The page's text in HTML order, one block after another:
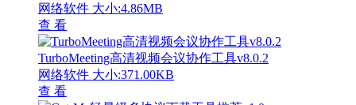
网络软件 大小:4.86MB
查 看
TurboMeeting高清视频会议协作工具v8.0.2
网络软件 大小:371.00KB
查 看